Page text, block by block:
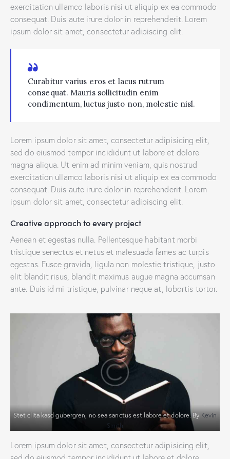
exercitation ullamco laboris nisi ut aliquip ex ea commodo
consequat. Duis aute irure dolor in reprehenderit. Lorem
ipsum dolor sit amet, consectetur adipiscing elit.
Curabitur varius eros et lacus rutrum
consequat. Mauris sollicitudin enim
condimentum, luctus justo non, molestie nisl.
Lorem ipsum dolor sit amet, consectetur adipisicing elit,
sed do eiusmod tempor incididunt ut labore et dolore
magna aliqua. Ut enim ad minim veniam, quis nostrud
exercitation ullamco laboris nisi ut aliquip ex ea commodo
consequat. Duis aute irure dolor in reprehenderit. Lorem
ipsum dolor sit amet, consectetur adipiscing elit.
Creative approach to every project
Aenean et egestas nulla. Pellentesque habitant morbi
tristique senectus et netus et malesuada fames ac turpis
egestas. Fusce gravida, ligula non molestie tristique, justo
elit blandit risus, blandit maximus augue magna accumsan
ante. Duis id mi tristique, pulvinar neque at, lobortis tortor.
Stet clita kasd gubergren, no sea sanctus est labore et dolore. By Kevin
Smith
Lorem ipsum dolor sit amet, consectetur adipisicing elit,